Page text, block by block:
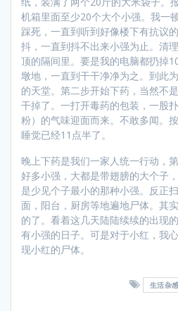
机箱里面至少20个大个小强。我一
踩死，一直到听到好像楼下有抗议
抖，一直到抖不出来小强为止。清
顶的隔间里。要是我的电脑都扔掉
墩地，一直到干干净净为之。到此
的天堂。第二步开始下药，当然不
干掉了。一打开毒药的包装，一股
粉）的气味迎面而来。不敢多闻。
睡觉已经11点半了。
晚上下药是我们一家人统一行动，
好多小强，大都是带翅膀的大个子
是少见个子最小的那种小强。反正
面，阳台，厨房等地遍地尸体。其
的了。看着这几天陆陆续续的出现
有小强的日子。可是对于小红，我
现小红的尸体。
生活杂感